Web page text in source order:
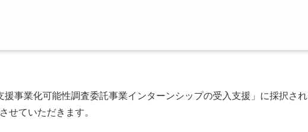
事業化可能性調査委託事業インターンシップの受入支援」に採択され
せていただきます。